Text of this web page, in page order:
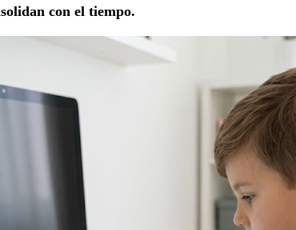
con el tiempo.